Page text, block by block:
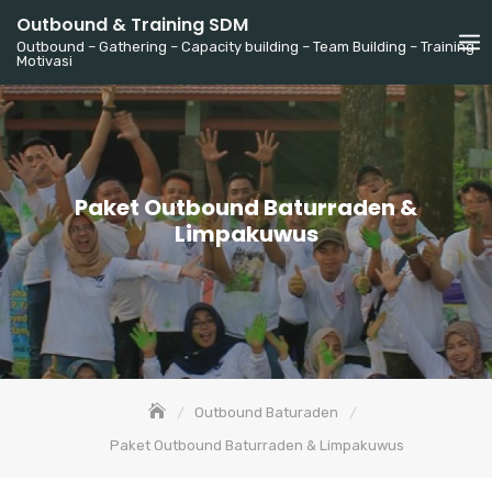
content
Outbound & Training SDM
Outbound – Gathering – Capacity building – Team Building – Training
Motivasi
Paket Outbound Baturraden &
Limpakuwus
Outbound Baturaden
Paket Outbound Baturraden & Limpakuwus